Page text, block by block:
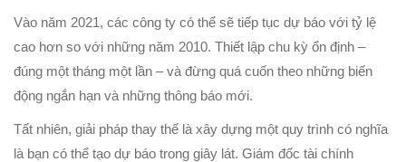
Vào năm 2021, các công ty có thể sẽ tiếp tục dự báo với tỷ lệ
cao hơn so với những năm 2010. Thiết lập chu kỳ ổn định –
đúng một tháng một lần – và đừng quá cuốn theo những biến
động ngắn hạn và những thông báo mới.
Tất nhiên, giải pháp thay thế là xây dựng một quy trình có nghĩa
là bạn có thể tạo dự báo trong giây lát. Giám đốc tài chính